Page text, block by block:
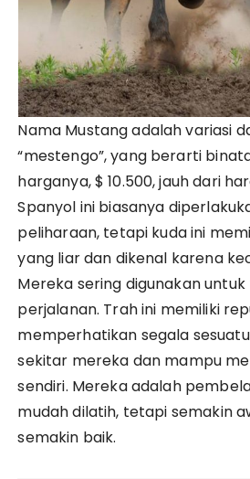
Nama Mustang adalah variasi
“mestengo”, yang berarti
harganya, $ 10.500, jauh dari
Spanyol ini biasanya
peliharaan, tetapi kuda ini
yang liar dan dikenal karena
Mereka sering digunakan
perjalanan. Trah ini memiliki
memperhatikan segala
sekitar mereka dan mampu
sendiri. Mereka adalah
mudah dilatih, tetapi semakin
semakin baik.